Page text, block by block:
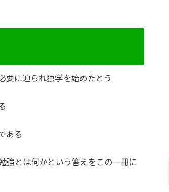
要に迫られ独学を始めたとう
ある
強とは何かという答えをこの一冊に